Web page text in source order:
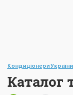
Кондиціонери України
Каталог